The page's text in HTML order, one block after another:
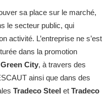
sa place sur le marché,
le secteur public, qui
activité. L’entreprise ne s’est
dans la promotion
Green City, à travers des
ainsi que dans des
Tradeco Steel et Tradeco